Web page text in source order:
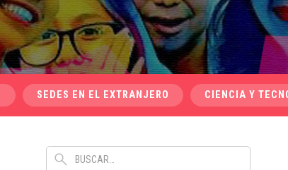
SEDES EN EL EXTRANJERO CIENCIA Y